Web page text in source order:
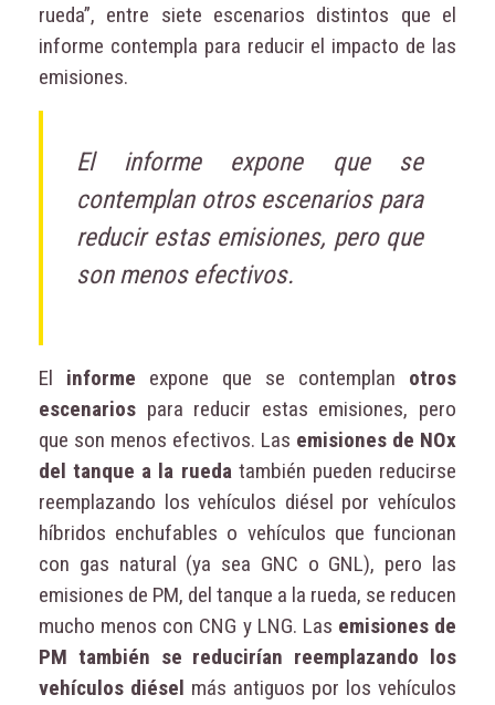
rueda”, entre siete escenarios distintos que el
informe contempla para reducir el impacto de las
emisiones.
El informe expone que se
contemplan otros escenarios para
reducir estas emisiones, pero que
son menos efectivos.
El informe expone que se contemplan otros
escenarios para reducir estas emisiones, pero
que son menos efectivos. Las emisiones de NOx
del tanque a la ruedatambién pueden reducirse
reemplazando los vehículos diésel por vehículos
híbridos enchufables o vehículos que funcionan
con gas natural (ya sea GNC o GNL), pero las
emisiones de PM, del tanque a la rueda, se reducen
mucho menos con CNG y LNG. Las emisiones de
PM también se reducirían reemplazando los
vehículos diésel más antiguos por los vehículos